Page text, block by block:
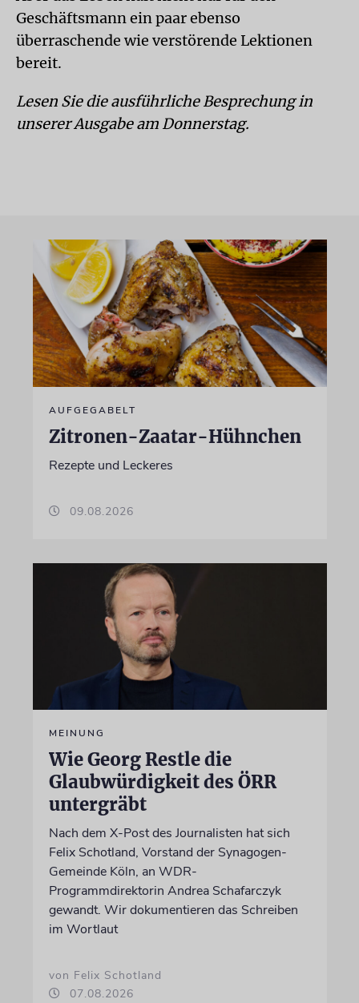
Geschäftsmann ein paar ebenso
überraschende wie verstörende Lektionen
bereit.
Lesen Sie die ausführliche Besprechung in
unserer Ausgabe am Donnerstag.
AUFGEGABELT
Zitronen-Zaatar-Hühnchen
Rezepte und Leckeres
09.08.2026
MEINUNG
Wie Georg Restle die
Glaubwürdigkeit des ÖRR
untergräbt
Nach dem X-Post des Journalisten hat sich
Felix Schotland, Vorstand der Synagogen-
Gemeinde Köln, an WDR-
Programmdirektorin Andrea Schafarczyk
gewandt. Wir dokumentieren das Schreiben
im Wortlaut
von Felix Schotland
07.08.2026